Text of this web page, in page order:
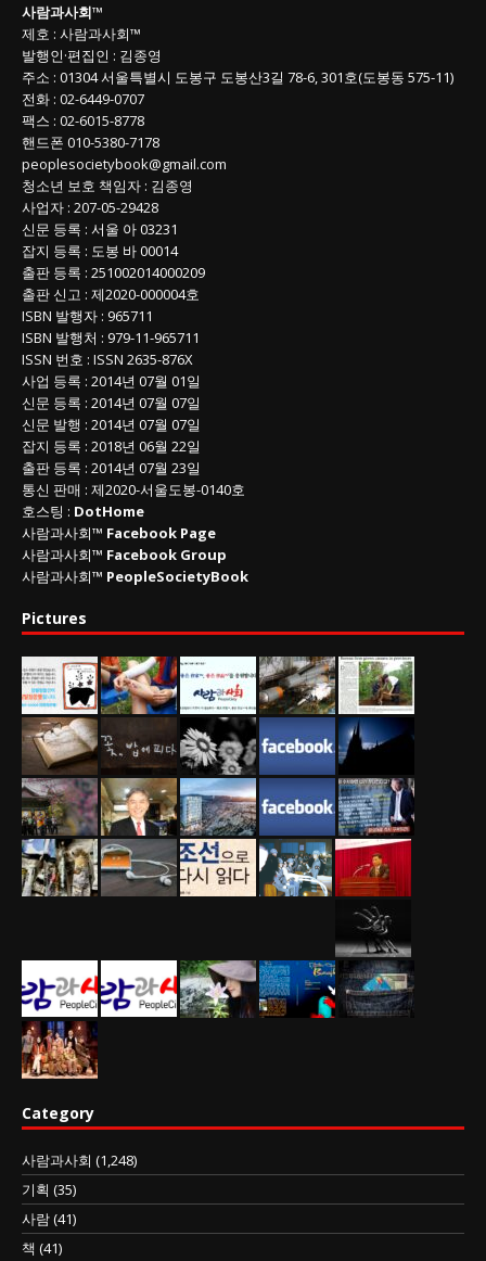
목
록
사람과사회™
제호 : 사람과사회™
발행인·편집인 : 김종영
주소 : 01304서울특별시 도봉구 도봉산3길 78-6, 301호(도봉동 575-11)
전화 : 02-6449-0707
팩스 : 02-6015-8778
핸드폰 010-5380-7178
peoplesocietybook@gmail.com
청소년 보호 책임자 : 김종영
사업자 : 207-05-29428
신문 등록 : 서울 아 03231
잡지 등록 : 도봉 바 00014
출판 등록 : 251002014000209
출판 신고 : 제2020-000004호
ISBN 발행자 : 965711
ISBN 발행처 : 979-11-965711
ISSN 번호 : ISSN 2635-876X
사업 등록 : 2014년 07월 01일
신문 등록 : 2014년 07월 07일
신문 발행 : 2014년 07월 07일
잡지 등록 : 2018년 06월 22일
출판 등록 : 2014년 07월 23일
통신 판매 : 제2020-서울도봉-0140호
호스팅 : DotHome
사람과사회™ Facebook Page
사람과사회™ Facebook Group
사람과사회™ PeopleSocietyBook
Pictures
Category
사람과사회 (1,248)
기획 (35)
사람(41)
책 (41)